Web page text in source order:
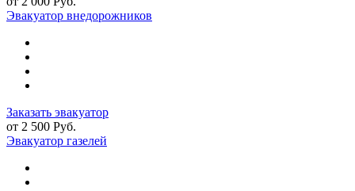
Эвакуатор внедорожников
Заказать эвакуатор
от 2 500 Руб.
Эвакуатор газелей